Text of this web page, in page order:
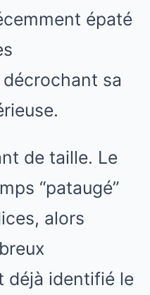
épaté
sa
de taille. Le
“pataugé”
alors
déjà identifié le